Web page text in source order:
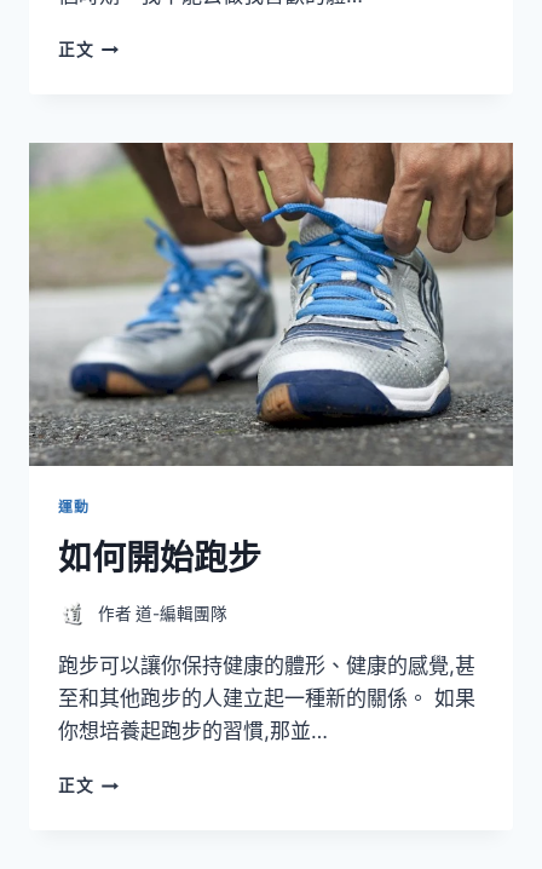
議
正文瑜
的
基
識
運動
如何開始跑步
作者 道-編輯團隊
跑步可以讓你保持健康的體形、健康的感覺,甚
至和其他跑步的人建立起一種新的關係。 如果
你想培養起跑步的習慣,那並…
正文如